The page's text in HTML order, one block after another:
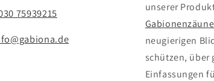
75939215
unserer
neugierigen
schützen, über
Einfassungen